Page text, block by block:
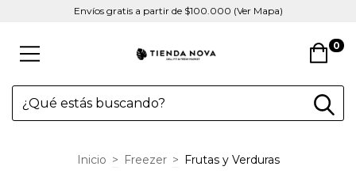
Envíos gratis a partir de $100.000 (Ver Mapa)
0
Inicio > Freezer > Frutas y Verduras